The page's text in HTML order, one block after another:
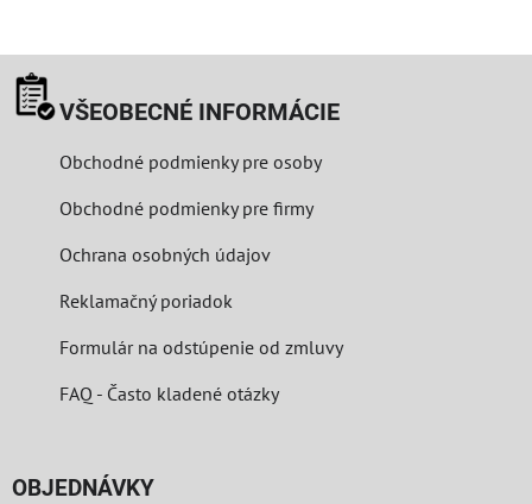
VŠEOBECNÉ INFORMÁCIE
Obchodné podmienky pre osoby
Obchodné podmienky pre firmy
Ochrana osobných údajov
Reklamačný poriadok
Formulár na odstúpenie od zmluvy
FAQ - Často kladené otázky
OBJEDNÁVKY